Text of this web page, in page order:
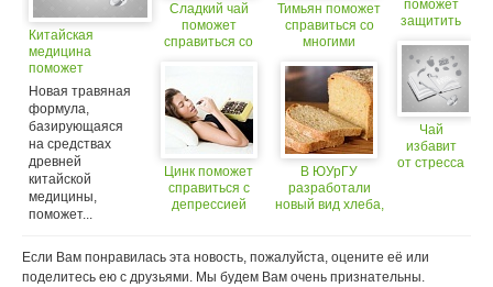
Китайская
медицина
поможет
справиться
с пищевой
аллергией
Новая травяная
формула,
базирующаяся
на средствах
древней
китайской
медицины,
поможет...
Сладкий чай
поможет
справиться со
Цинк поможет
справиться с
депрессией
Тимьян поможет
справиться со
многими
здоровьем
В ЮУрГУ
разработали
новый вид хлеба,
справиться со
стрессом
поможет
защитить
Чай
избавит
от стресса
Если Вам понравилась эта новость, пожалуйста, оцените её или
поделитесь ею с друзьями. Мы будем Вам очень признательны.